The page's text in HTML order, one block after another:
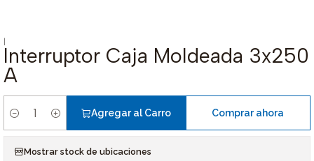
|
Interruptor Caja Moldeada 3x250
A
Cantidad
Agregar al Carro Comprar ahora
Mostrar stock de ubicaciones